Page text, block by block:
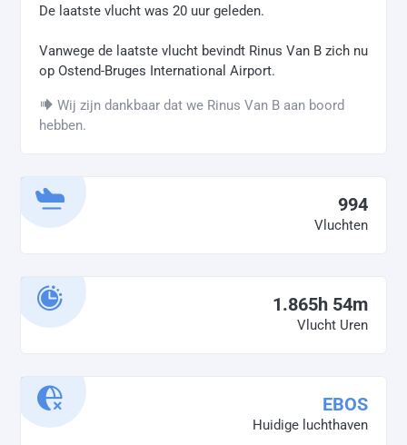
De laatste vlucht was 20 uur geleden.
Vanwege de laatste vlucht bevindt Rinus Van B zich nu
op Ostend-Bruges International Airport.
Wij zijn dankbaar dat we Rinus Van B aan boord
hebben.
994
Vluchten
1.865h 54m
Vlucht Uren
EBOS
Huidige luchthaven